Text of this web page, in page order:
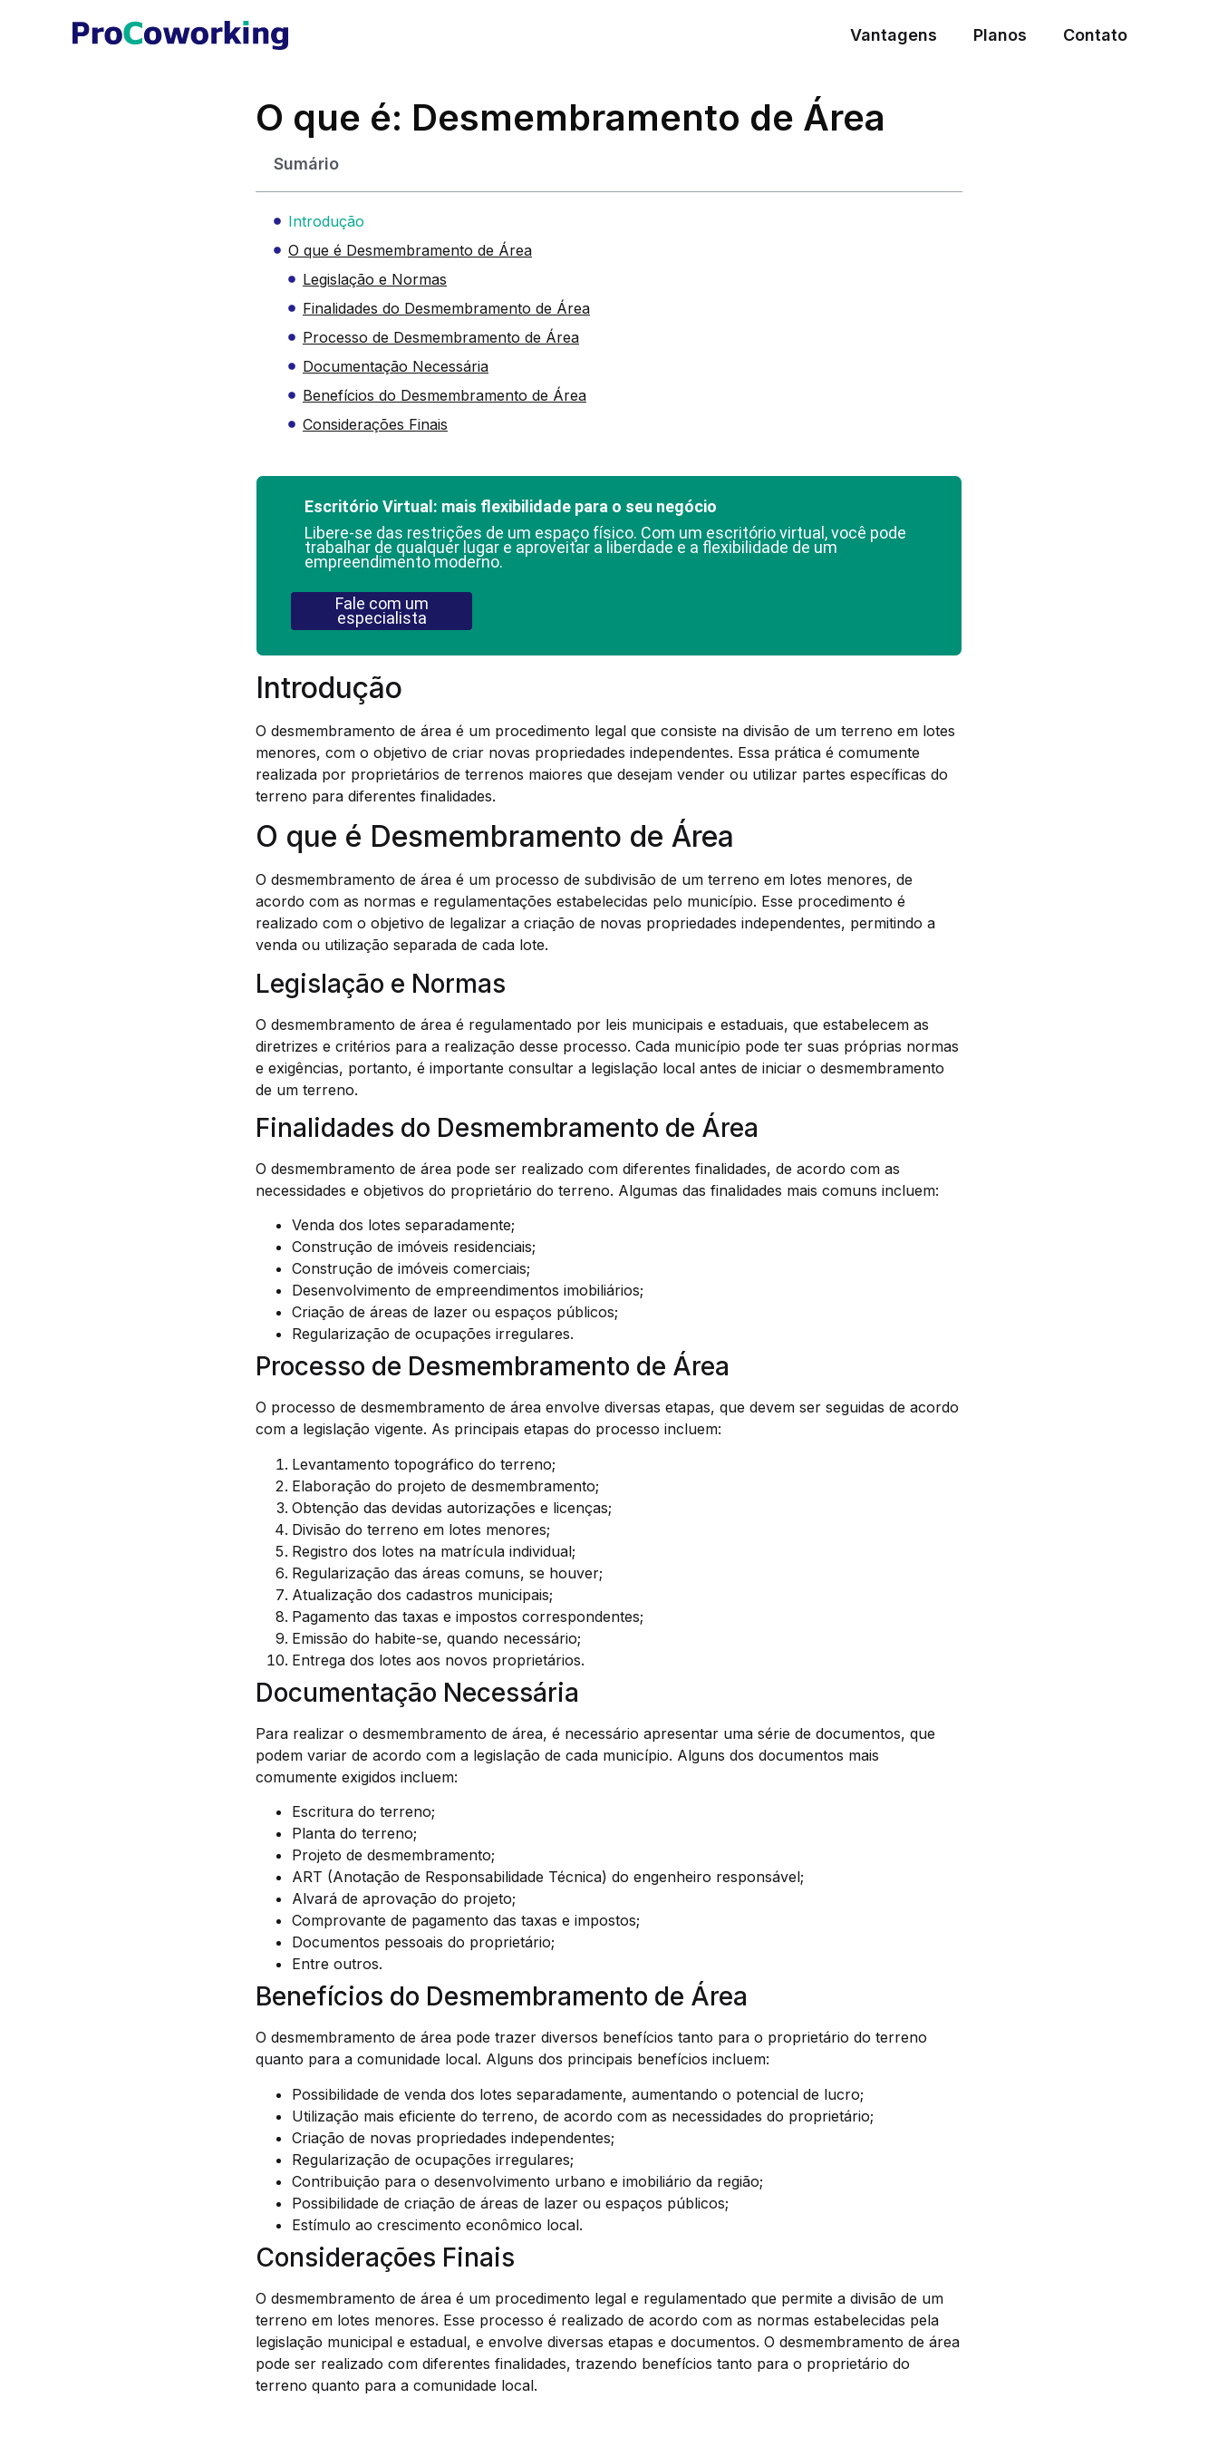
Vantagens Planos Contato
O que é: Desmembramento de Área
Sumário
Introdução
O que é Desmembramento de Área
Legislação e Normas
Finalidades do Desmembramento de Área
Processo de Desmembramento de Área
Documentação Necessária
Benefícios do Desmembramento de Área
Considerações Finais
Escritório Virtual: mais flexibilidade para o seu negócio
Libere-se das restrições de um espaço físico. Com um escritório virtual, você pode
trabalhar de qualquer lugar e aproveitar a liberdade e a flexibilidade de um
empreendimento moderno.
Fale com um
especialista
Introdução
O desmembramento de área é um procedimento legal que consiste na divisão de um terreno em lotes
menores, com o objetivo de criar novas propriedades independentes. Essa prática é comumente
realizada por proprietários de terrenos maiores que desejam vender ou utilizar partes específicas do
terreno para diferentes finalidades.
O que é Desmembramento de Área
O desmembramento de área é um processo de subdivisão de um terreno em lotes menores, de
acordo com as normas e regulamentações estabelecidas pelo município. Esse procedimento é
realizado com o objetivo de legalizar a criação de novas propriedades independentes, permitindo a
venda ou utilização separada de cada lote.
Legislação e Normas
O desmembramento de área é regulamentado por leis municipais e estaduais, que estabelecem as
diretrizes e critérios para a realização desse processo. Cada município pode ter suas próprias normas
e exigências, portanto, é importante consultar a legislação local antes de iniciar o desmembramento
de um terreno.
Finalidades do Desmembramento de Área
O desmembramento de área pode ser realizado com diferentes finalidades, de acordo com as
necessidades e objetivos do proprietário do terreno. Algumas das finalidades mais comuns incluem:
Venda dos lotes separadamente;
Construção de imóveis residenciais;
Construção de imóveis comerciais;
Desenvolvimento de empreendimentos imobiliários;
Criação de áreas de lazer ou espaços públicos;
Regularização de ocupações irregulares.
Processo de Desmembramento de Área
O processo de desmembramento de área envolve diversas etapas, que devem ser seguidas de acordo
com a legislação vigente. As principais etapas do processo incluem:
Levantamento topográfico do terreno;
Elaboração do projeto de desmembramento;
Obtenção das devidas autorizações e licenças;
Divisão do terreno em lotes menores;
Registro dos lotes na matrícula individual;
Regularização das áreas comuns, se houver;
Atualização dos cadastros municipais;
Pagamento das taxas e impostos correspondentes;
Emissão do habite-se, quando necessário;
Entrega dos lotes aos novos proprietários.
Documentação Necessária
Para realizar o desmembramento de área, é necessário apresentar uma série de documentos, que
podem variar de acordo com a legislação de cada município. Alguns dos documentos mais
comumente exigidos incluem:
Escritura do terreno;
Planta do terreno;
Projeto de desmembramento;
ART (Anotação de Responsabilidade Técnica) do engenheiro responsável;
Alvará de aprovação do projeto;
Comprovante de pagamento das taxas e impostos;
Documentos pessoais do proprietário;
Entre outros.
Benefícios do Desmembramento de Área
O desmembramento de área pode trazer diversos benefícios tanto para o proprietário do terreno
quanto para a comunidade local. Alguns dos principais benefícios incluem:
Possibilidade de venda dos lotes separadamente, aumentando o potencial de lucro;
Utilização mais eficiente do terreno, de acordo com as necessidades do proprietário;
Criação de novas propriedades independentes;
Regularização de ocupações irregulares;
Contribuição para o desenvolvimento urbano e imobiliário da região;
Possibilidade de criação de áreas de lazer ou espaços públicos;
Estímulo ao crescimento econômico local.
Considerações Finais
O desmembramento de área é um procedimento legal e regulamentado que permite a divisão de um
terreno em lotes menores. Esse processo é realizado de acordo com as normas estabelecidas pela
legislação municipal e estadual, e envolve diversas etapas e documentos. O desmembramento de área
pode ser realizado com diferentes finalidades, trazendo benefícios tanto para o proprietário do
terreno quanto para a comunidade local.